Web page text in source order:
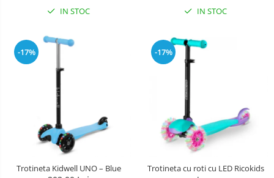
IN STOC IN STOC
-17%
Trotineta Kidwell UNO – Blue
-17%
Trotineta cu roti cu LED Ricokids